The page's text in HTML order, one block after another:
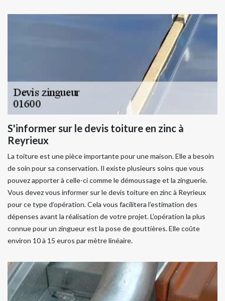
S'informer sur le devis toiture en zinc à
Reyrieux
La toiture est une pièce importante pour une maison. Elle a besoin
de soin pour sa conservation. Il existe plusieurs soins que vous
pouvez apporter à celle-ci comme le démoussage et la zinguerie.
Vous devez vous informer sur le devis toiture en zinc à Reyrieux
pour ce type d’opération. Cela vous facilitera l’estimation des
dépenses avant la réalisation de votre projet. L’opération la plus
connue pour un zingueur est la pose de gouttières. Elle coûte
environ 10 à 15 euros par mètre linéaire.